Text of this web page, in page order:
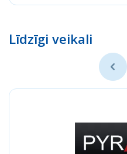
Līdzīgi veikali